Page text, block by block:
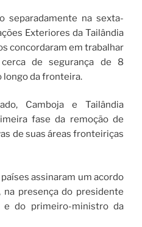
separadamente na sexta-
Exteriores da Tailândia
concordaram em trabalhar
de segurança de 8
longo da fronteira.
Camboja e Tailândia
fase da remoção de
de suas áreas fronteiriças
assinaram um acordo
na presença do presidente
e do primeiro-ministro da